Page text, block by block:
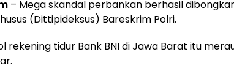
– Mega skandal perbankan berhasil
(Dittipideksus) Bareskrim Polri.
rekening tidur Bank BNI di Jawa Barat itu